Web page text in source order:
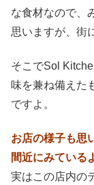
な食材なので、
思いますが、街
そこでSol
味を兼ね備えた
ですよ。
お店の様子も思
間近にみている
実はこの店内の